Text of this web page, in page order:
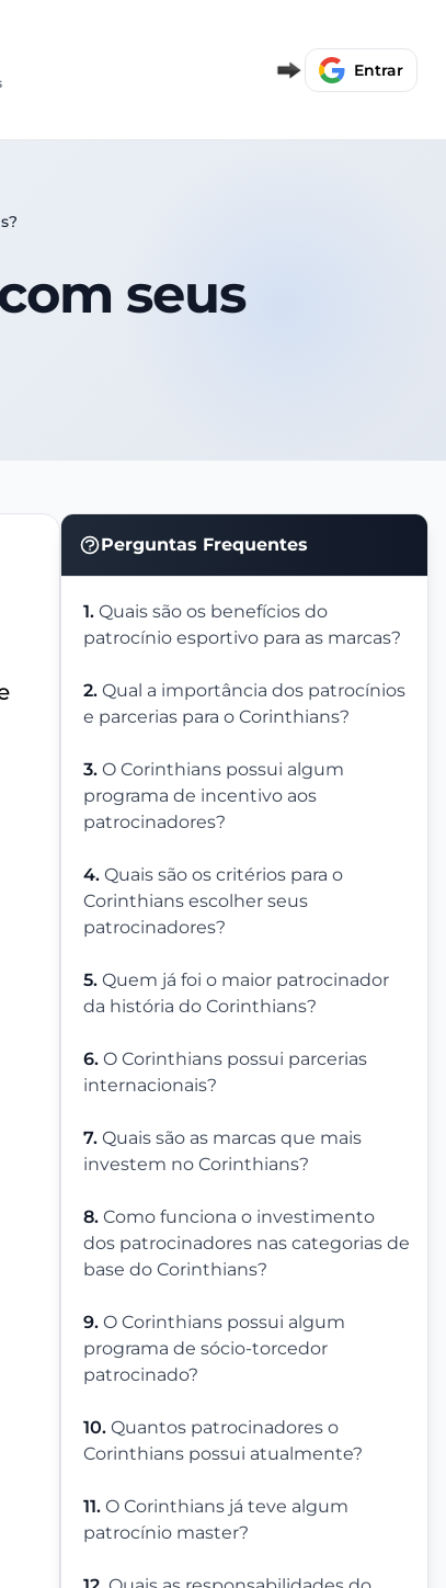
Entrar
seus
Perguntas Frequentes
1. Quais são os benefícios do
patrocínio esportivo para as marcas?
2. Qual a importância dos patrocínios
e parcerias para o Corinthians?
3. O Corinthians possui algum
programa de incentivo aos
patrocinadores?
4. Quais são os critérios para o
Corinthians escolher seus
patrocinadores?
5. Quem já foi o maior patrocinador
da história do Corinthians?
6. O Corinthians possui parcerias
internacionais?
7. Quais são as marcas que mais
investem no Corinthians?
8. Como funciona o investimento
dos patrocinadores nas categorias de
base do Corinthians?
9. O Corinthians possui algum
programa de sócio-torcedor
patrocinado?
10. Quantos patrocinadores o
Corinthians possui atualmente?
11. O Corinthians já teve algum
patrocínio master?